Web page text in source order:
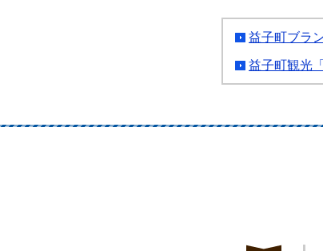
益子町ブラ
益子町観光